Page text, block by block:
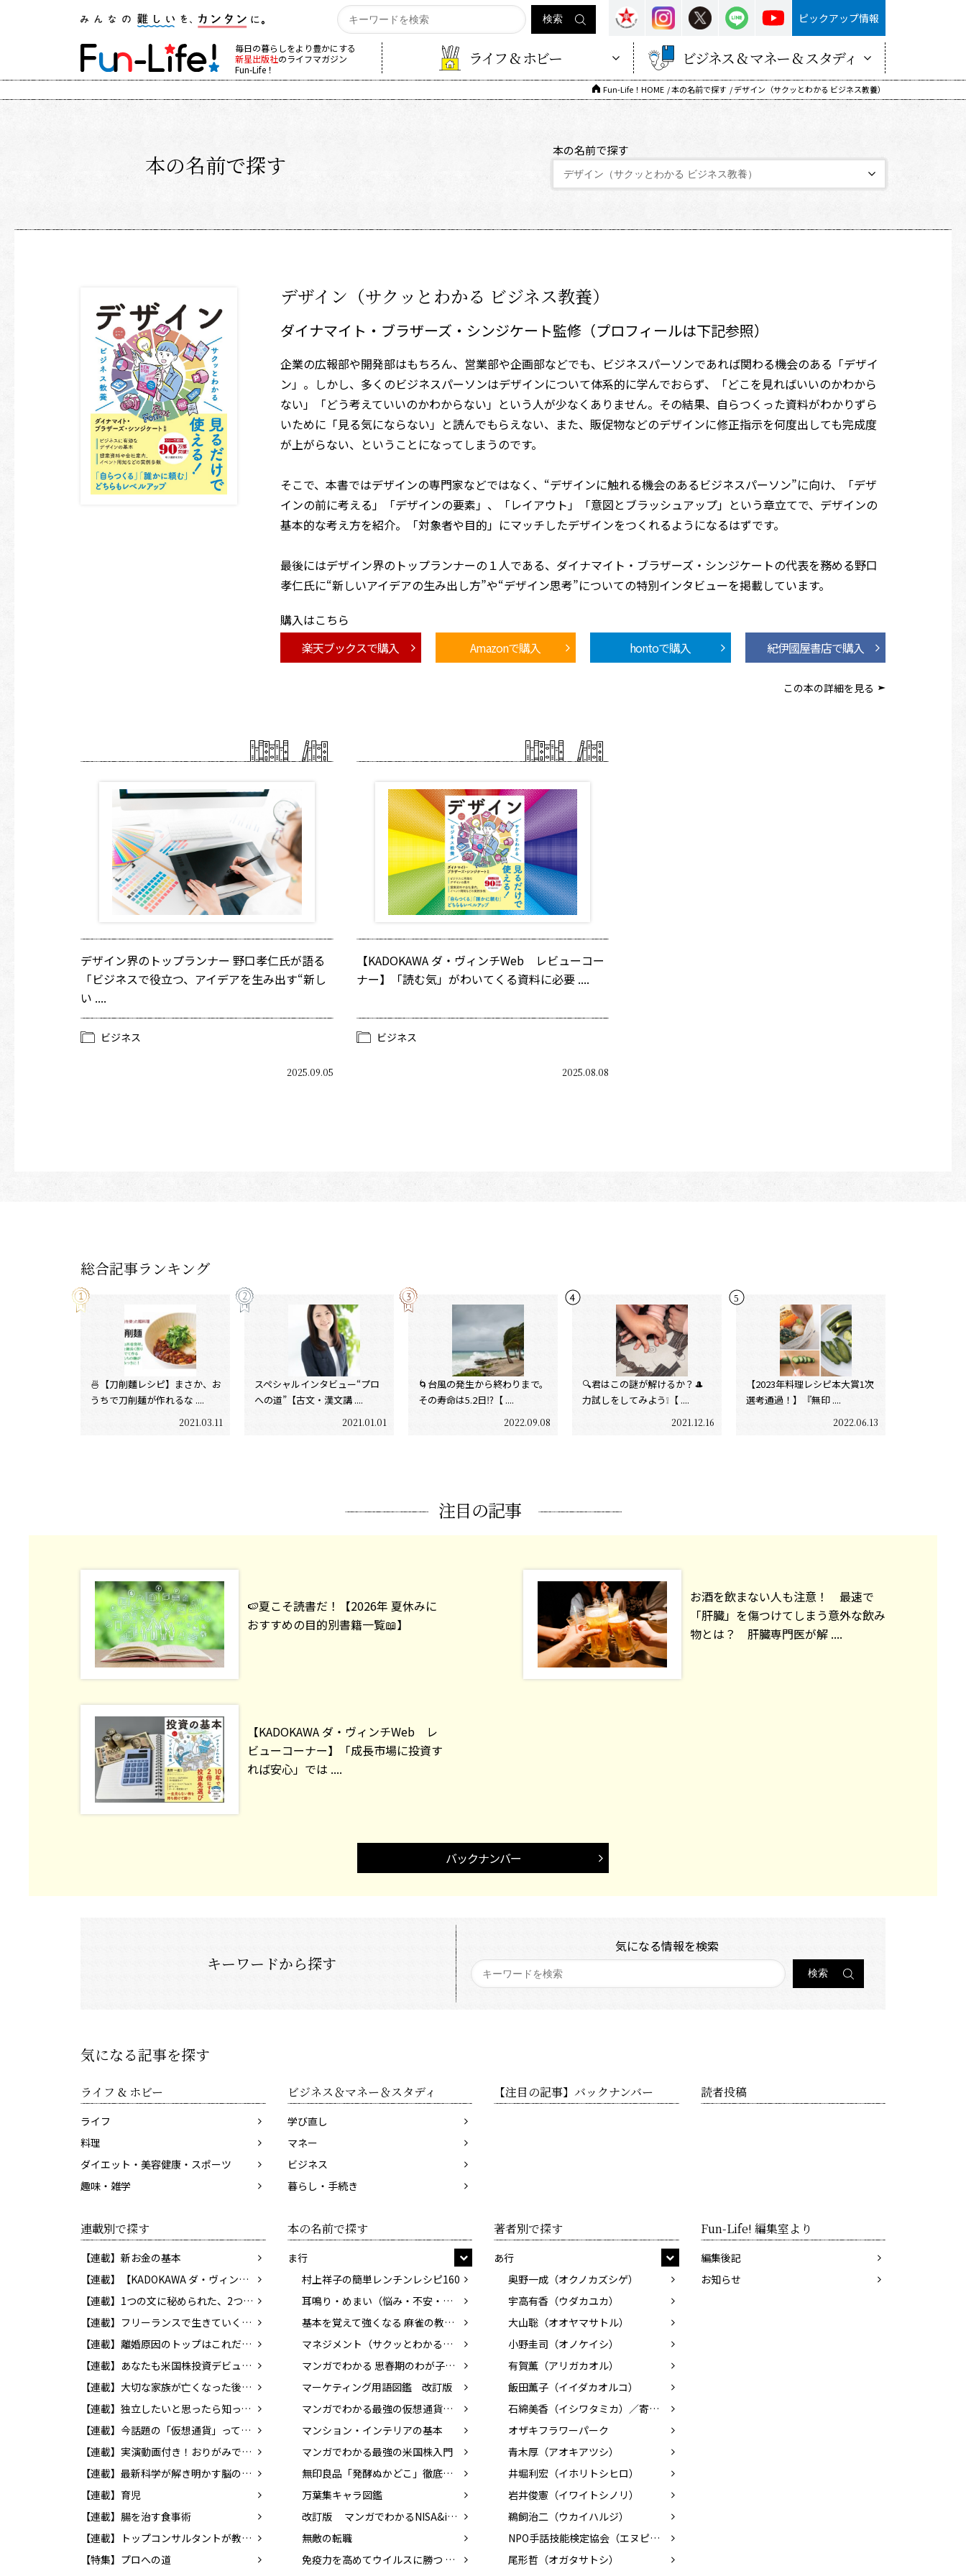
ピックアップ情報
毎日の暮らしをより豊かにする
新星出版社のライフマガジン
Fun-Life！
ライフ & ホビー ビジネス & マネー & スタディ
Fun-Life！HOME 本の名前で探す デザイン（サクッとわかる ビジネス教養）
本の名前で探す
本の名前で探す
デザイン（サクッとわかる ビジネス教養）
ダイナマイト・ブラザーズ・シンジケート監修（プロフィールは下記参照）
企業の広報部や開発部はもちろん、営業部や企画部などでも、ビジネスパーソンであれば関わる機会のある「デザイ
ン」。しかし、多くのビジネスパーソンはデザインについて体系的に学んでおらず、「どこを見ればいいのかわから
ない」「どう考えていいのかわからない」という人が少なくありません。その結果、自らつくった資料がわかりずら
いために「見る気にならない」と読んでもらえない、また、販促物などのデザインに修正指示を何度出しても完成度
が上がらない、ということになってしまうのです。
そこで、本書ではデザインの専門家などではなく、“デザインに触れる機会のあるビジネスパーソン”に向け、「デザ
インの前に考える」「デザインの要素」、「レイアウト」「意図とブラッシュアップ」という章立てで、デザインの
基本的な考え方を紹介。「対象者や目的」にマッチしたデザインをつくれるようになるはずです。
最後にはデザイン界のトップランナーの１人である、ダイナマイト・ブラザーズ・シンジケートの代表を務める野口
孝仁氏に“新しいアイデアの生み出し方”や“デザイン思考”についての特別インタビューを掲載しています。
購入はこちら
楽天ブックスで購入
Amazonで購入 hontoで購入 紀伊國屋書店で購入
この本の詳細を見る
デザイン界のトップランナー 野口孝仁氏が語る
「ビジネスで役立つ、アイデアを生み出す“新し
い ....
ビジネス
2025.09.05
【KADOKAWA ダ・ヴィンチWeb レビューコー
ナー】「読む気」がわいてくる資料に必要 ....
ビジネス
2025.08.08
総合記事ランキング
🍜【刀削麵レシピ】まさか、お
うちで刀削麺が作れるな ....
2021.03.11
スペシャルインタビュー“プロ
への道”【古文・漢文講 ....
2021.01.01
🌀台風の発生から終わりまで。
その寿命は5.2日⁉【 ....
2022.09.08
🔍君はこの謎が解けるか？🎩
力試しをしてみよう❕【 ....
2021.12.16
【2023年料理レシピ本大賞1次
選考通過！】『無印 ....
2022.06.13
注目の記事
🍉夏こそ読書だ！【2026年 夏休みに
おすすめの目的別書籍一覧📖】
お酒を飲まない人も注意！ 最速で
「肝臓」を傷つけてしまう意外な飲み
物とは？ 肝臓専門医が解 ....
【KADOKAWA ダ・ヴィンチWeb レ
ビューコーナー】「成長市場に投資す
れば安心」では ....
バックナンバー
キーワードから探す
気になる情報を検索
気になる記事を探す
ライフ & ホビー
ライフ
料理
ダイエット・美容健康・スポーツ
趣味・雑学
ビジネス＆マネー＆スタディ
学び直し
マネー
ビジネス
暮らし・手続き
【注目の記事】バックナンバー 読者投稿
連載別で探す
【連載】新お金の基本
【連載】【KADOKAWA ダ・ヴィンチWeb】レビューコーナー
【連載】1つの文に秘められた、2つの意味。あなたはわかりますか？
【連載】フリーランスで生きていくために知っておきたいお金のこと
【連載】離婚原因のトップはこれだ！ 決断の前に考えておきたい問題とは？
【連載】あなたも米国株投資デビュー！ 貯蓄から投資の時代へ
【連載】大切な家族が亡くなった後の手続き
【連載】独立したいと思ったら知っておこう！ 個人事業の始め方
【連載】今話題の「仮想通貨」ってどんなもの？ 知っておきたいマネーの新常識
【連載】実演動画付き！おりがみで楽しく英語を覚えよう！
【連載】最新科学が解き明かす脳のふしぎ
【連載】育児
【連載】腸を治す食事術
【連載】トップコンサルタントが教える！！ 「成功する転職」の方法
【特集】プロへの道
本の名前で探す
ま行
村上祥子の簡単レンチンレシピ160
耳鳴り・めまい（悩み・不安・困った！を専門医がスッキリ解決）
基本を覚えて強くなる 麻雀の教科書
マネジメント（サクッとわかるビジネス教養）
マンガでわかる 思春期のわが子と話したい性のこと
マーケティング用語図鑑 改訂版
マンガでわかる最強の仮想通貨入門
マンション・インテリアの基本
マンガでわかる最強の米国株入門
無印良品「発酵ぬかどこ」徹底活用術
万葉集キャラ図鑑
改訂版 マンガでわかるNISA&iDeCo入門
無敵の転職
免疫力を高めてウイルスに勝つ 食べ物、暮らし方
著者別で探す
あ行
奥野一成（オクノカズシゲ）
宇高有香（ウダカユカ）
大山聡（オオヤマサトル）
小野圭司（オノケイシ）
有賀薫（アリガカオル）
飯田薫子（イイダカオルコ）
石綿美香（イシワタミカ）／寄崎まりを（ヨリサキマリヲ）
オザキフラワーパーク
青木厚（アオキアツシ）
井堀利宏（イホリトシヒロ）
岩井俊憲（イワイトシノリ）
鵜飼治二（ウカイハルジ）
NPO手話技能検定協会（エヌピーオーシュワギノウケンテイキョウカイ）
尾形哲（オガタサトシ）
Fun-Life! 編集室より
編集後記
お知らせ